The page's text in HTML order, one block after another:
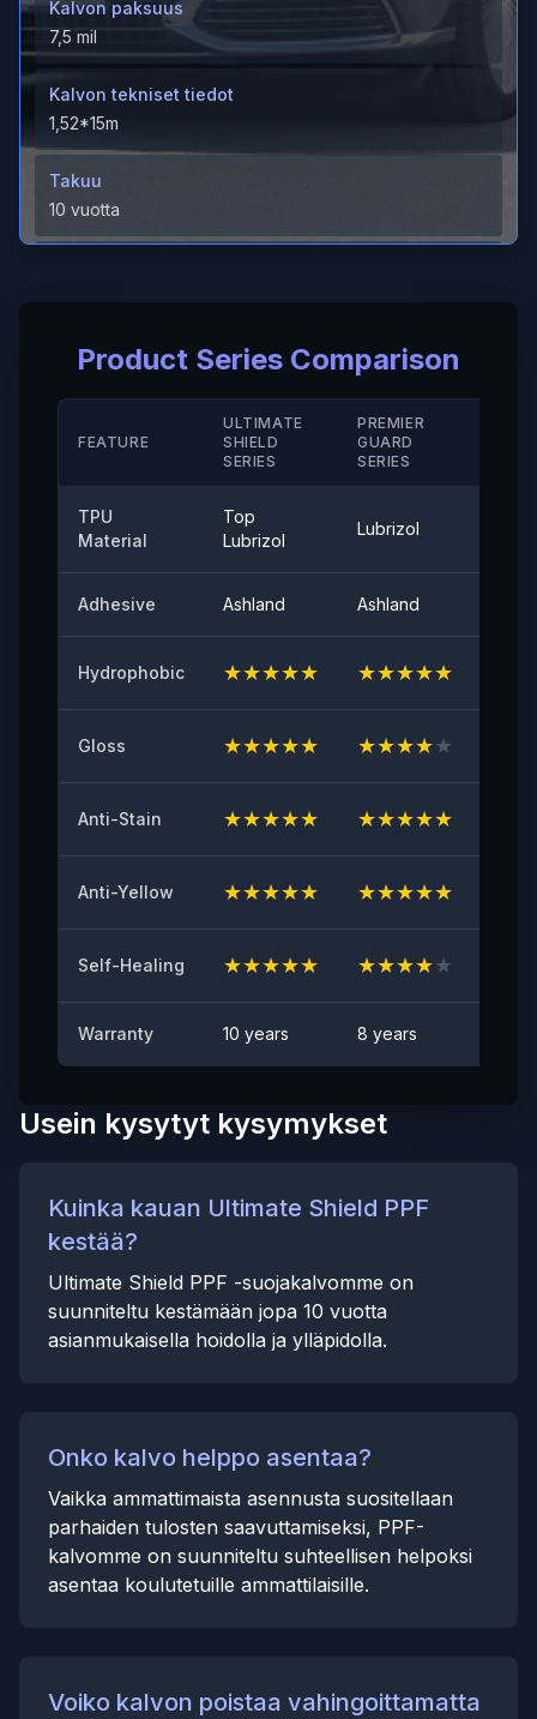
Kalvon paksuus
7,5 mil
Kalvon tekniset tiedot
1,52*15m
Takuu
10 vuotta
Venymä murtumispisteessä ( Kova pinnoite/ M D)
Lämmönkestävyys
Irtoamisvoima
60° pinnan kiilto
95
Kellastumisen kesto
HYVÄKSYTTY
Tahraantumisen esto
Product Series Comparison
FEATURE
ULTIMATE
SHIELD
SERIES
PREMIER
GUARD
SERIES
TPU
Material
Top
Lubrizol
Lubrizol
Adhesive Ashland Ashland
Hydrophobic ★★★★★ ★★★★★
Gloss ★★★★★ ★★★★★
Anti-Stain ★★★★★ ★★★★★
Anti-Yellow ★★★★★ ★★★★★
Self-Healing ★★★★★ ★★★★★
Warranty 10 years 8 years
Usein kysytyt kysymykset
Kuinka kauan Ultimate Shield PPF
kestää?
Ultimate Shield PPF -suojakalvomme on
suunniteltu kestämään jopa 10 vuotta
asianmukaisella hoidolla ja ylläpidolla.
Onko kalvo helppo asentaa?
Vaikka ammattimaista asennusta suositellaan
parhaiden tulosten saavuttamiseksi, PPF-
kalvomme on suunniteltu suhteellisen helpoksi
asentaa koulutetuille ammattilaisille.
Voiko kalvon poistaa vahingoittamatta